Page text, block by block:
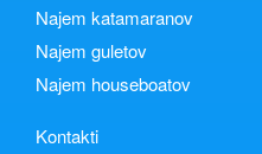
Najem katamaranov
Najem guletov
Najem houseboatov
Kontakti